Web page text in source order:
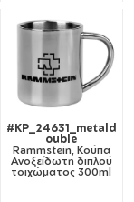
#KP_24631_metald
ouble
Rammstein, Κούπα
Ανοξείδωτη διπλού
τοιχώματος 300ml